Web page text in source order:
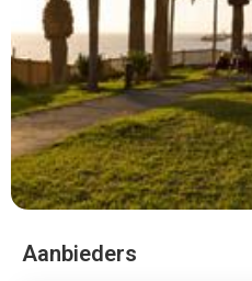
Aanbieders